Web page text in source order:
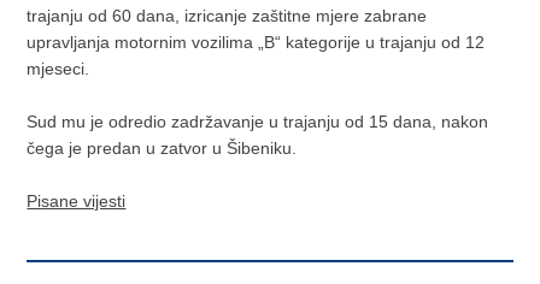
trajanju od 60 dana, izricanje zaštitne mjere zabrane
upravljanja motornim vozilima „B“ kategorije u trajanju od 12
mjeseci.
Sud mu je odredio zadržavanje u trajanju od 15 dana, nakon
čega je predan u zatvor u Šibeniku.
Pisane vijesti